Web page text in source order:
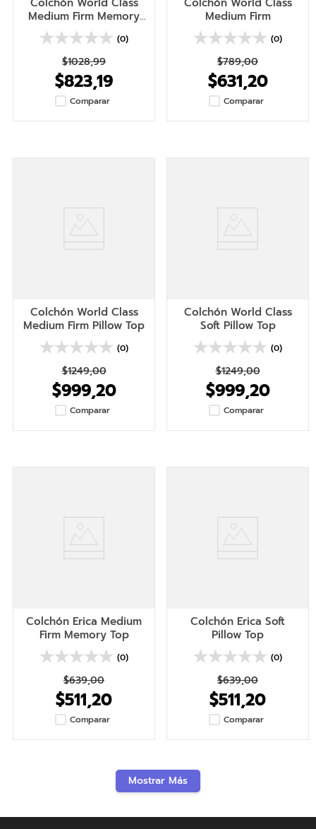
Medium Firm Memory
Top
(0)
$1028,99
$823,19
Comparar
Medium Firm
(0)
$789,00
$631,20
Comparar
Colchón World Class
Medium Firm Pillow Top
(0)
$1249,00
$999,20
Comparar
Colchón World Class
Soft Pillow Top
(0)
$1249,00
$999,20
Comparar
Colchón Erica Medium
Firm Memory Top
(0)
$639,00
$511,20
Comparar
Colchón Erica Soft
Pillow Top
(0)
$639,00
$511,20
Comparar
Mostrar Más